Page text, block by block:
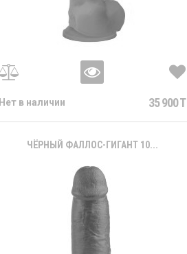
Нет в наличии 35 900 T
ЧЁРНЫЙ ФАЛЛОС-ГИГАНТ 10...